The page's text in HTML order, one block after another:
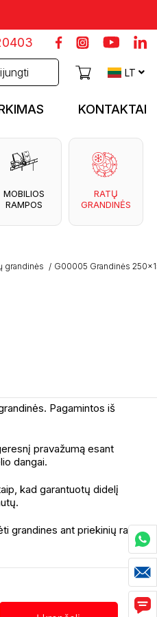
LT
KONTAKTAI
MOBILIOS
RAMPOS
RATŲ
GRANDINĖS
grandinės G00005 Grandinės
Pagamintos iš
pravažumą esant
dangai.
kad garantuotų didelį
grandines ant priekinių ratų.